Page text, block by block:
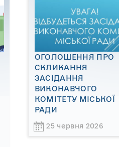
ОГОЛОШЕННЯ ПРО
СКЛИКАННЯ
ЗАСІДАННЯ
ВИКОНАВЧОГО
КОМІТЕТУ МІСЬКОЇ
РАДИ
25 червня 2026